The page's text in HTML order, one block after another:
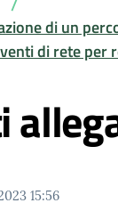
di un
di rete per
15:56